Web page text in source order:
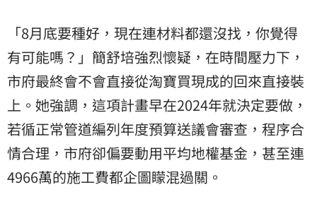
「8月底要種好，現在連材料都還沒找，你覺得
有可能嗎？」簡舒培強烈懷疑，在時間壓力下，
市府最終會不會直接從淘寶買現成的回來直接裝
上。她強調，這項計畫早在2024年就決定要做，
若循正常管道編列年度預算送議會審查，程序合
情合理，市府卻偏要動用平均地權基金，甚至連
4966萬的施工費都企圖矇混過關。